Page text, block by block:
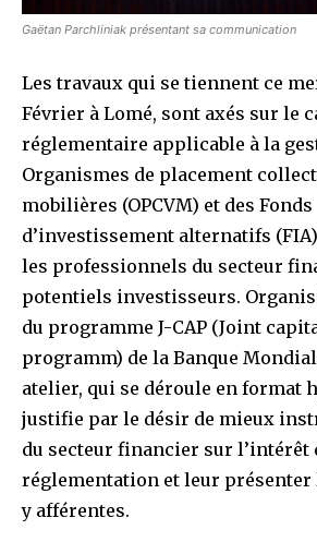
Gaëtan Parchliniak présentant sa communication
Les travaux qui se tiennent ce
Février à Lomé, sont axés sur le
réglementaire applicable à la
Organismes de placement
mobilières (OPCVM) et des Fonds
d’investissement alternatifs
les professionnels du secteur
potentiels investisseurs.
du programme J-CAP (Joint
programm) de la Banque
atelier, qui se déroule en format
justifie par le désir de mieux
du secteur financier sur l’intérêt
réglementation et leur
y afférentes.